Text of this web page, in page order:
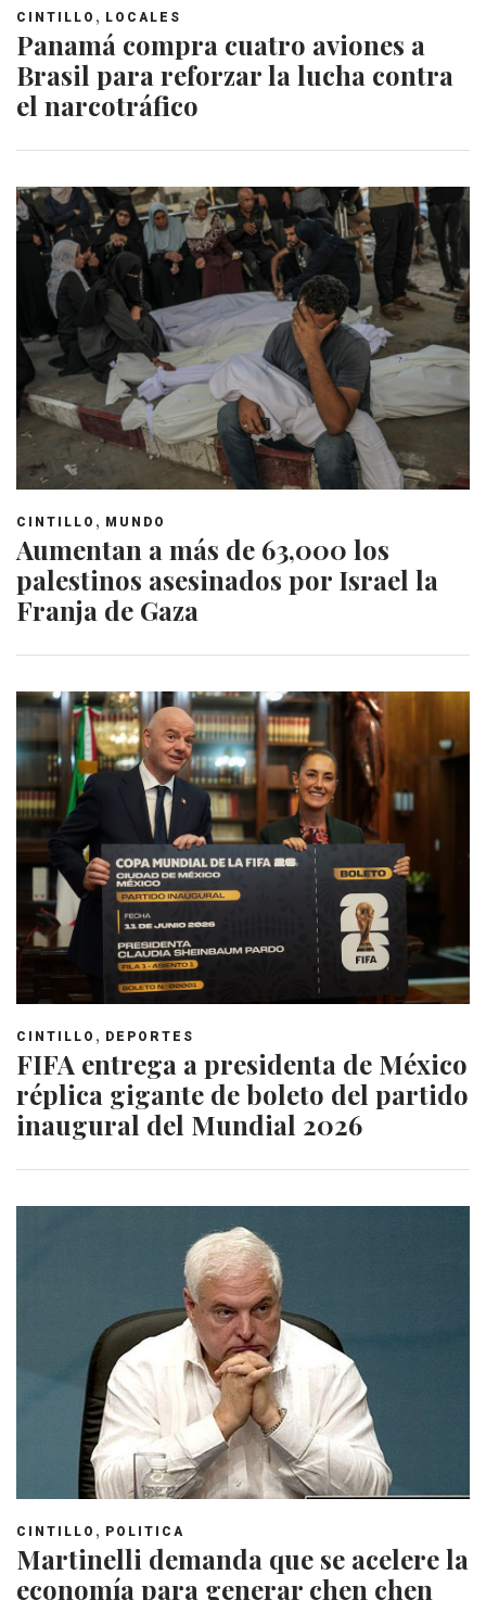
CINTILLO , LOCALES
Panamá compra cuatro aviones a
Brasil para reforzar la lucha contra
el narcotráfico
CINTILLO , MUNDO
Aumentan a más de 63,000 los
palestinos asesinados por Israel la
Franja de Gaza
CINTILLO , DEPORTES
FIFA entrega a presidenta de México
réplica gigante de boleto del partido
inaugural del Mundial 2026
CINTILLO , POLITICA
Martinelli demanda que se acelere la
economía para generar chen chen